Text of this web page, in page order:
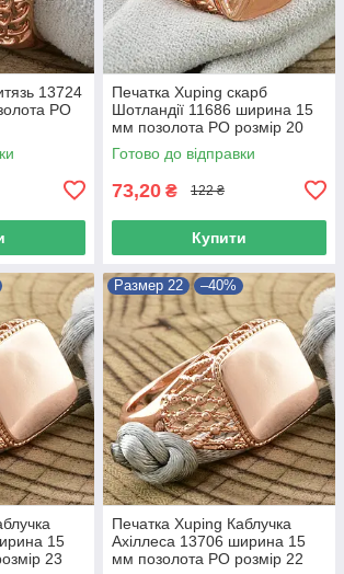
13724
РО
Печатка Xuping скарб
Шотландії 11686 ширина 15
мм позолота РО розмір 20
Готово до відправки
73,20 ₴ 122 ₴
Купити
15
23
Размер 22 –40%
Печатка Xuping Каблучка
Ахіллеса 13706 ширина 15
мм позолота РО розмір 22